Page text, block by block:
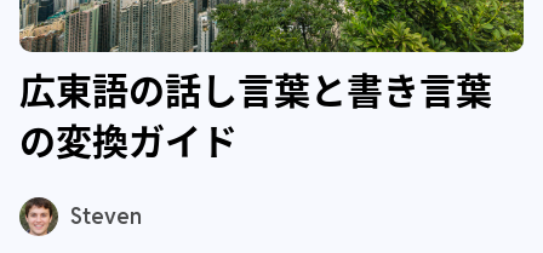
広東語の話し言葉と書き言葉
の変換ガイド
Steven